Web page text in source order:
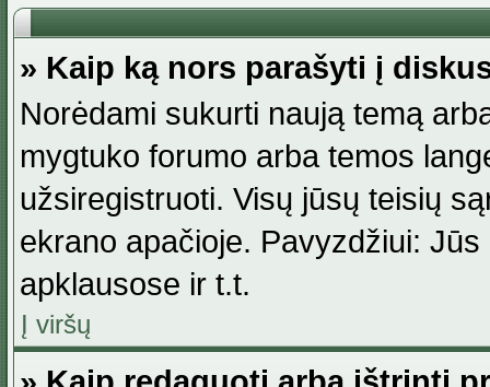
» Kaip ką nors parašyti į
Norėdami sukurti naują temą
mygtuko forumo arba temos
užsiregistruoti. Visų jūsų teisių
ekrano apačioje. Pavyzdžiui:
apklausose ir t.t.
Į viršų